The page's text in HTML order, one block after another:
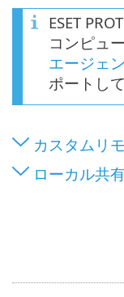
ESET
コンピュ
エージェ
ポートし
カスタムリ
ローカル共